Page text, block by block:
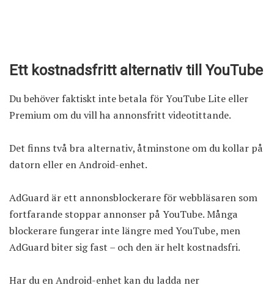
Ett kostnadsfritt alternativ till YouTube
Du behöver faktiskt inte betala för YouTube Lite eller
Premium om du vill ha annonsfritt videotittande.
Det finns två bra alternativ, åtminstone om du kollar på
datorn eller en Android-enhet.
AdGuard är ett annonsblockerare för webbläsaren som
fortfarande stoppar annonser på YouTube. Många
blockerare fungerar inte längre med YouTube, men
AdGuard biter sig fast – och den är helt kostnadsfri.
Har du en Android-enhet kan du ladda ner